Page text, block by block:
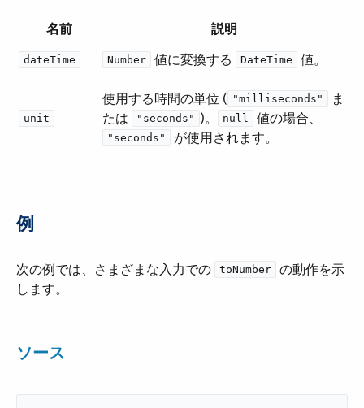
名前 説明
dateTime Number ​ 値に変換する ​ DateTime ​ 値。
unit
使用する時間の単位 (​ "milliseconds"
​ ま
たは ​
"seconds" ​)。​ null ​ 値の場合、​
"seconds" ​ が使用されます。
例
次の例では、さまざまな入力での ​ toNumber
​ の動作を示
します。
ソース